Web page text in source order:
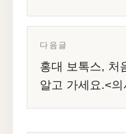
다음글
홍대 보톡스, 처
알고 가세요.<의